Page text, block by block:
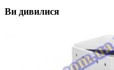
Ви дивилися